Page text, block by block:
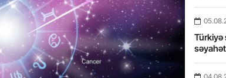
Türkiyə